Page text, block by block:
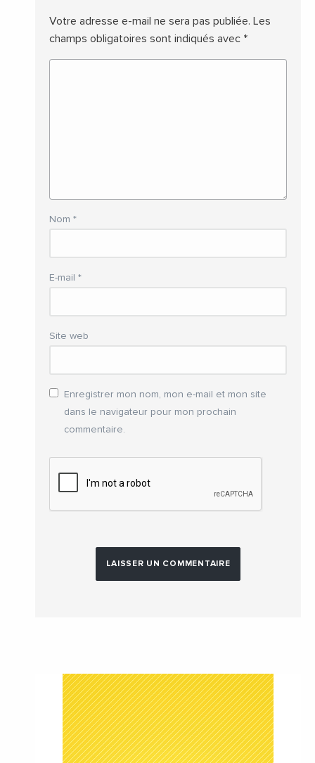
Votre adresse e-mail ne sera pas publiée. Les
champs obligatoires sont indiqués avec *
Nom *
E-mail *
Site web
Enregistrer mon nom, mon e-mail et mon site
dans le navigateur pour mon prochain
commentaire.